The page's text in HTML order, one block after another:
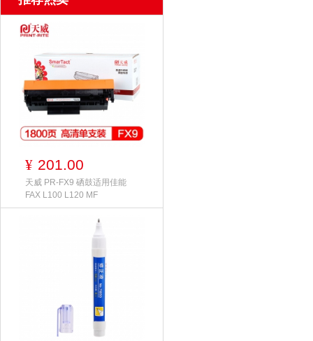
¥ 201.00
天威 PR-FX9 硒鼓适用佳能
FAX L100 L120 MF